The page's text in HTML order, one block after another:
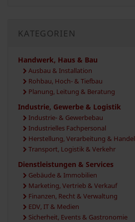
KATEGORIEN
Handwerk, Haus & Bau
Ausbau & Installation
Rohbau, Hoch- & Tiefbau
Planung, Leitung & Beratung
Industrie, Gewerbe & Logistik
Industrie- & Gewerbebau
Industrielles Fachpersonal
Herstellung, Verarbeitung & Handel
Transport, Logistik & Verkehr
Dienstleistungen & Services
Gebäude & Immobilien
Marketing, Vertrieb & Verkauf
Finanzen, Recht & Verwaltung
EDV, IT & Medien
Sicherheit, Events & Gastronomie